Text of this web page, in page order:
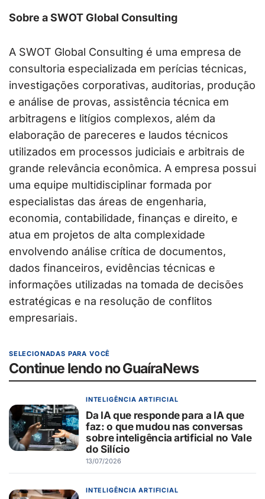
Sobre a SWOT Global Consulting
A SWOT Global Consulting é uma empresa de
consultoria especializada em perícias técnicas,
investigações corporativas, auditorias, produção
e análise de provas, assistência técnica em
arbitragens e litígios complexos, além da
elaboração de pareceres e laudos técnicos
utilizados em processos judiciais e arbitrais de
grande relevância econômica. A empresa possui
uma equipe multidisciplinar formada por
especialistas das áreas de engenharia,
economia, contabilidade, finanças e direito, e
atua em projetos de alta complexidade
envolvendo análise crítica de documentos,
dados financeiros, evidências técnicas e
informações utilizadas na tomada de decisões
estratégicas e na resolução de conflitos
empresariais.
SELECIONADAS PARA VOCÊ
Continue lendo no GuaíraNews
INTELIGÊNCIA ARTIFICIAL
Da IA que responde para a IA que
faz: o que mudou nas conversas
sobre inteligência artificial no Vale
do Silício
13/07/2026
INTELIGÊNCIA ARTIFICIAL